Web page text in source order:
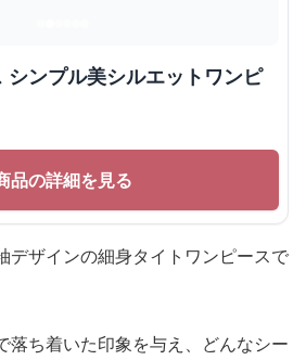
シンプル美シルエットワンピ
品の詳細を見る
デザインの細身タイトワンピースで
落ち着いた印象を与え、どんなシー